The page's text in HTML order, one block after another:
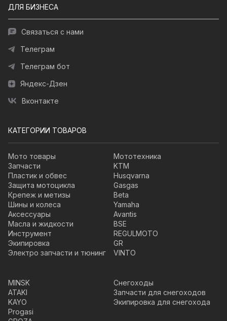
ДЛЯ БИЗНЕСА
Связаться с нами
Телеграм
Телеграм бот
Яндекс-Дзен
Вконтакте
КАТЕГОРИИ ТОВАРОВ
Мото товары
Запчасти
Пластик и обвес
Защита мотоцикла
Крепеж и метизы
Шины и колеса
Аксессуары
Масла и жидкости
Инструмент
Экипировка
Электро запчасти и тюнинг
Мототехника
KTM
Husqvarna
Gasgas
Beta
Yamaha
Avantis
BSE
REGULMOTO
GR
VINTO
MINSK
ATAKI
KAYO
Progasi
Снегоходы
Запчасти для снегоходов
Экипировка для снегохода